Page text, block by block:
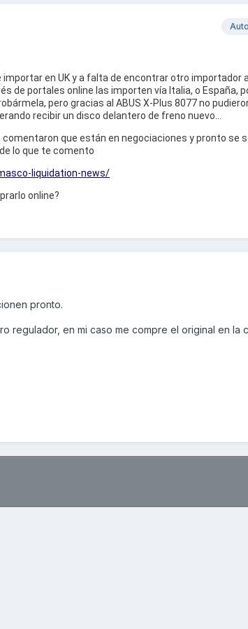
importar en UK y a falta de encontrar otro importador
de portales online las importen vía Italia, o España,
pero gracias al ABUS X-Plus 8077 no
recibir un disco delantero de freno nuevo…
que están en negociaciones y pronto se
lo que te comento
liquidation-news/
online?
pronto.
regulador, en mi caso me compre el original en la